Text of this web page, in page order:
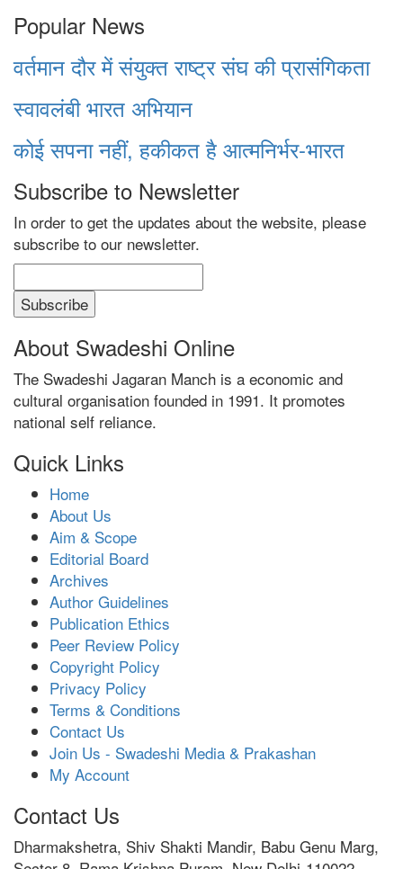
Popular News
वर्तमान दौर में संयुक्त राष्ट्र संघ की प्रासंगिकता
स्वावलंबी भारत अभियान
कोई सपना नहीं, हकीकत है आत्मनिर्भर-भारत
Subscribe to Newsletter
In order to get the updates about the website, please
subscribe to our newsletter.
About Swadeshi Online
The Swadeshi Jagaran Manch is a economic and
cultural organisation founded in 1991. It promotes
national self reliance.
Quick Links
Home
About Us
Aim & Scope
Editorial Board
Archives
Author Guidelines
Publication Ethics
Peer Review Policy
Copyright Policy
Privacy Policy
Terms & Conditions
Contact Us
Join Us - Swadeshi Media & Prakashan
My Account
Contact Us
Dharmakshetra, Shiv Shakti Mandir, Babu Genu Marg,